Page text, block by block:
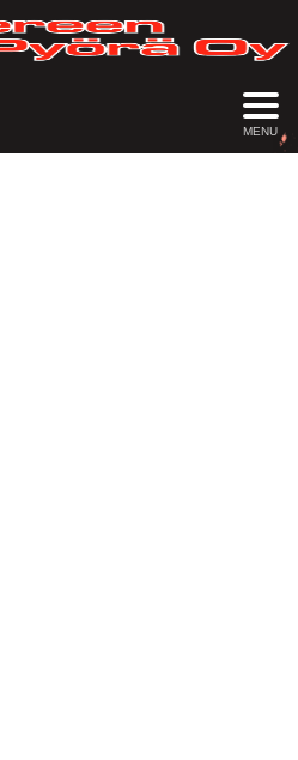
MENU